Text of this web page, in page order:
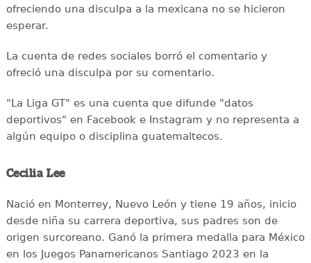
ofreciendo una disculpa a la mexicana no se hicieron
esperar.
La cuenta de redes sociales borró el comentario y
ofreció una disculpa por su comentario.
"La Liga GT" es una cuenta que difunde "datos
deportivos" en Facebook e Instagram y no representa a
algún equipo o disciplina guatemaltecos.
Cecilia Lee
Nació en Monterrey, Nuevo León y tiene 19 años, inicio
desde niña su carrera deportiva, sus padres son de
origen surcoreano. Ganó la primera medalla para México
en los Juegos Panamericanos Santiago 2023 en la